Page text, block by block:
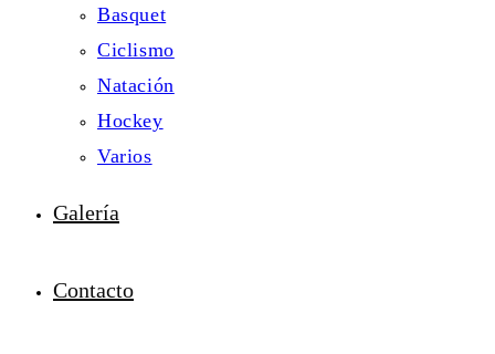
Basquet
Ciclismo
Natación
Hockey
Varios
Galería
Contacto